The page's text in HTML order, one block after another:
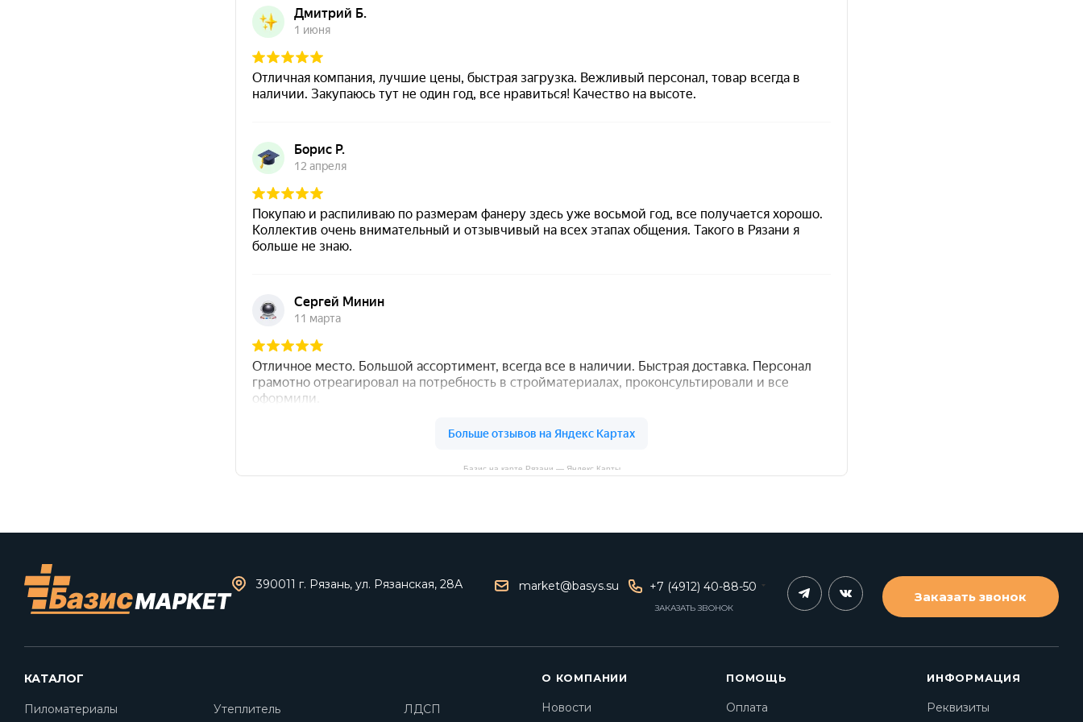
Базис на карте Рязани — Яндекс Карты
390011 г. Рязань, ул. Рязанская, 28А market@basys.su +7 (4912) 40-88-50
ЗАКАЗАТЬ ЗВОНОК
Заказать звонок
КАТАЛОГ
Пиломатериалы Утеплитель ЛДСП
О КОМПАНИИ
Новости
ПОМОЩЬ
Оплата
ИНФОРМАЦИЯ
Реквизиты